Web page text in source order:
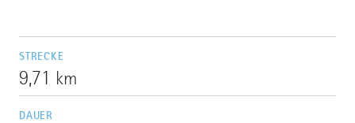
STRECKE
9,71 km
DAUER